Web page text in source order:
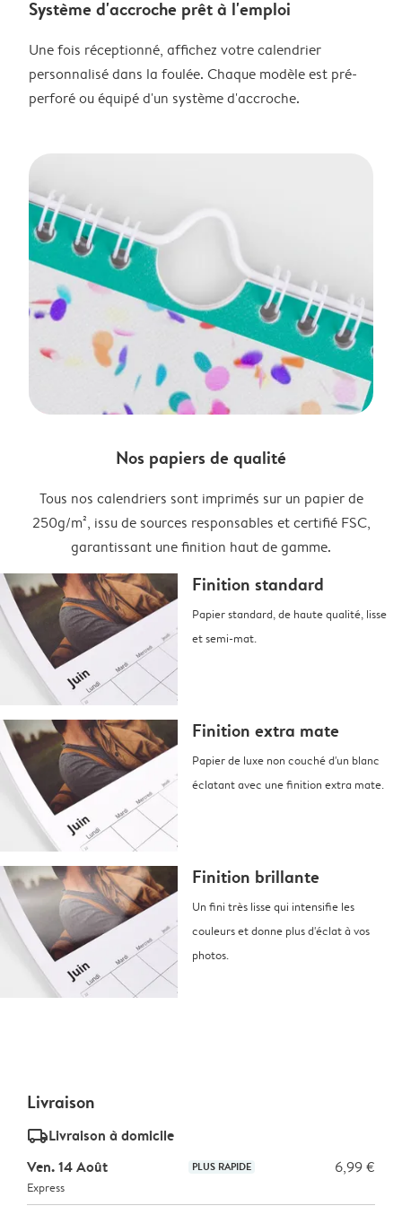
Système d'accroche prêt à l'emploi
Une fois réceptionné, affichez votre calendrier
personnalisé dans la foulée. Chaque modèle est pré-
perforé ou équipé d'un système d'accroche.
Nos papiers de qualité
Tous nos calendriers sont imprimés sur un papier de
250g/m², issu de sources responsables et certifié FSC,
garantissant une finition haut de gamme.
Finition standard
Papier standard, de haute qualité, lisse
et semi-mat.
Finition extra mate
Papier de luxe non couché d'un blanc
éclatant avec une finition extra mate.
Finition brillante
Un fini très lisse qui intensifie les
couleurs et donne plus d'éclat à vos
photos.
Livraison
delivery_standard_v2Livraison à domicile
Ven. 14 Août
PLUS RAPIDE 6,99 €
Express